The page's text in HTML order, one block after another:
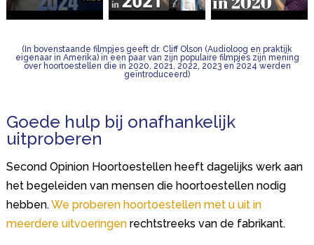
(In bovenstaande filmpjes geeft dr. Cliff Olson (Audioloog en praktijk
eigenaar in Amerika) in een paar van zijn populaire filmpjes zijn mening
over hoortoestellen die in 2020, 2021, 2022, 2023 en 2024 werden
geïntroduceerd)
Goede hulp bij onafhankelijk
uitproberen
Second Opinion Hoortoestellen heeft dagelijks werk aan
het begeleiden van mensen die hoortoestellen nodig
hebben.We proberen hoortoestellen met u uit in
meerdere uitvoeringenrechtstreeks van de fabrikant.